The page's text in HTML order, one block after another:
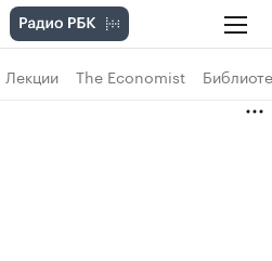
Лекции The Economist